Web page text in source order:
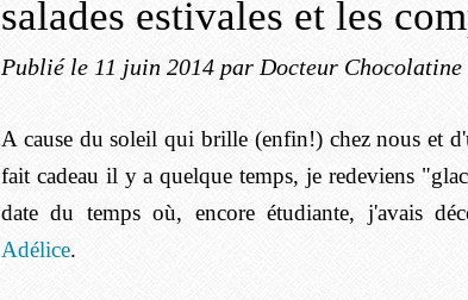
salades estivales et les
Publié le 11 juin 2014 par Docteur Chocolatine
A cause du soleil qui brille (enfin!) chez nous et
fait cadeau il y a quelque temps, je redeviens
date du temps où, encore étudiante, j'avais
Adélice.